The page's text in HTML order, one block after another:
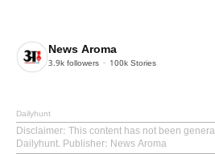
News Aroma
3.9k followers 100k Stories
Dailyhunt
Disclaimer: This content has not been
Dailyhunt. Publisher: News Aroma